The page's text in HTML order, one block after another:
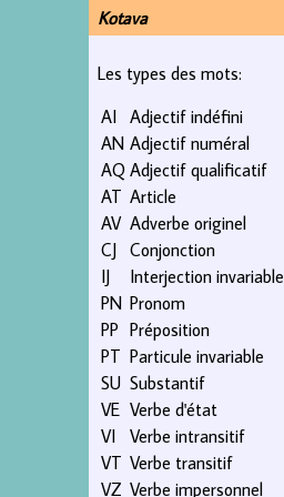
Kotava
Les types des mots:
AI Adjectif indéfini
AN Adjectif numéral
AQ Adjectif qualificatif
AT Article
AV Adverbe originel
CJ Conjonction
IJ
Interjection invariable
PN Pronom
PP Préposition
PT Particule invariable
SU Substantif
VE Verbe d'état
VI
Verbe intransitif
VT Verbe transitif
VZ Verbe impersonnel